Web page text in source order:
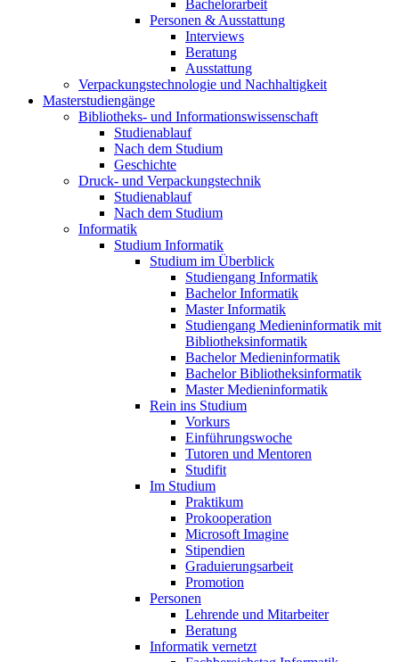
Bachelorarbeit
Personen & Ausstattung
Interviews
Beratung
Ausstattung
Verpackungstechnologie und Nachhaltigkeit
Masterstudiengänge
Bibliotheks- und Informationswissenschaft
Studienablauf
Nach dem Studium
Geschichte
Druck- und Verpackungstechnik
Studienablauf
Nach dem Studium
Informatik
Studium Informatik
Studium im Überblick
Studiengang Informatik
Bachelor Informatik
Master Informatik
Studiengang Medieninformatik mit
Bibliotheksinformatik
Bachelor Medieninformatik
Bachelor Bibliotheksinformatik
Master Medieninformatik
Rein ins Studium
Vorkurs
Einführungswoche
Tutoren und Mentoren
Studifit
Im Studium
Praktikum
Prokooperation
Microsoft Imagine
Stipendien
Graduierungsarbeit
Promotion
Personen
Lehrende und Mitarbeiter
Beratung
Informatik vernetzt